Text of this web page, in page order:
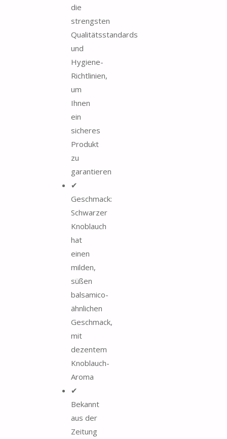
die
strengsten
Qualitätsstandards
und
Hygiene-
Richtlinien,
um
Ihnen
ein
sicheres
Produkt
zu
garantieren
✔
Geschmack:
Schwarzer
Knoblauch
hat
einen
milden,
süßen
balsamico-
ähnlichen
Geschmack,
mit
dezentem
Knoblauch-
Aroma
✔
Bekannt
aus der
Zeitung